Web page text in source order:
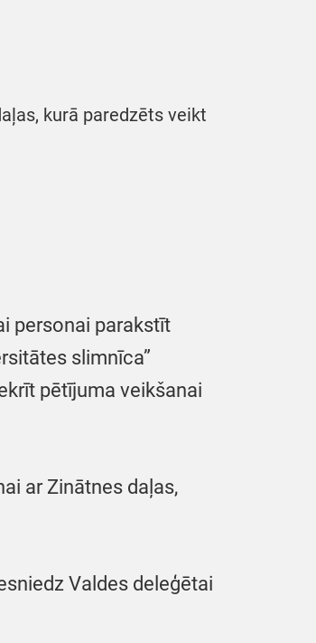
kurā paredzēts veikt
personai parakstīt
slimnīca”
pētījuma veikšanai
ar Zinātnes daļas,
Valdes deleģētai